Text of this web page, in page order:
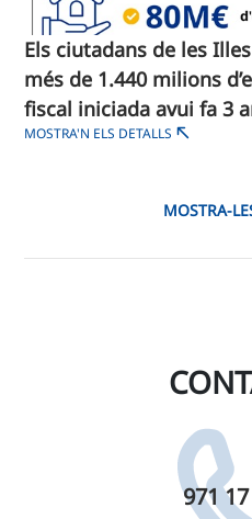
Els ciutadans de les
més de 1.440 milions
fiscal iniciada avui fa 3
MOSTRA'N ELS DETALLS
MOSTRA-
971